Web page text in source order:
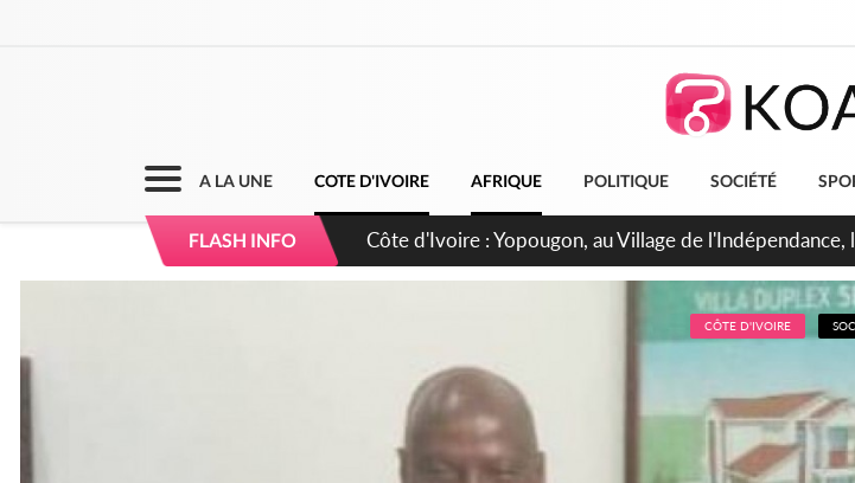
A LA UNE COTE D'IVOIRE AFRIQUE POLITIQUE SOCIÉTÉ
FLASH INFO
Côte d'Ivoire : CHU de Treichville, après la fronde, les
direction sur les arriérés du SMIG 2023
CÔTE D'IVOIRE